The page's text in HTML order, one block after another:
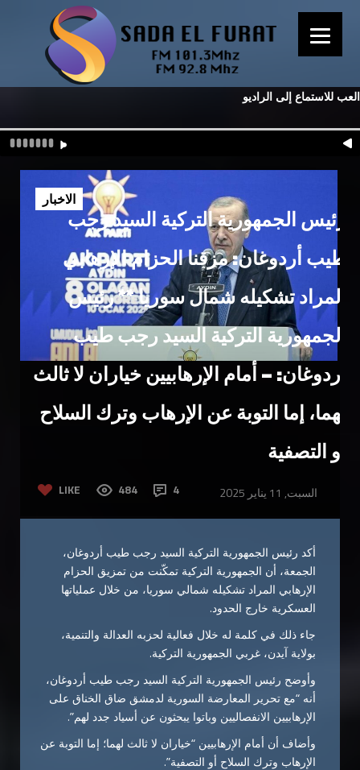
العب للاستماع إلى الراديو
رئيس الجمهورية التركية السيد رجب
طيب أردوغان: مزقنا الحزام الإرهابي
المراد تشكيله شمال سوريا ** رئيس
الجمهورية التركية السيد رجب طيب
أردوغان: – أمام الإرهابيين خياران لا ثالث
لهما، إما التوبة عن الإرهاب وترك السلاح
أو التصفية
LIKE 484 4 السبت, 11 يناير 2025
الاخبار
أكد رئيس الجمهورية التركية السيد رجب طيب أردوغان،
الجمعة، أن الجمهورية التركية تمكّنت من تمزيق الحزام
الإرهابي المراد تشكيله شمالي سوريا، من خلال عملياتها
العسكرية خارج الحدود.
جاء ذلك في كلمة له خلال فعالية لحزبه العدالة والتنمية،
بولاية آيدن، غربي الجمهورية التركية.
وأوضح رئيس الجمهورية التركية السيد رجب طيب أردوغان،
أنه “مع تحرير المعارضة السورية لدمشق ضاق الخناق على
الإرهابيين الانفصاليين وباتوا يبحثون عن أسياد جدد لهم”.
وأضاف أن أمام الإرهابيين “خياران لا ثالث لهما؛ إما التوبة عن
الإرهاب وترك السلاح أو التصفية”.